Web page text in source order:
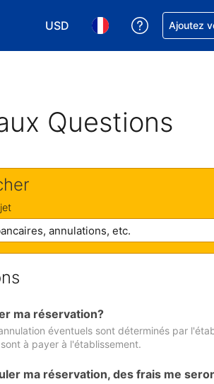
USD
Choisissez votre devise.
Choisissez votre
Obtenez
Ajoutez
Questions
ma réservation?
éventuels sont déterminés par
à payer à l'établissement.
ma réservation, des frais me